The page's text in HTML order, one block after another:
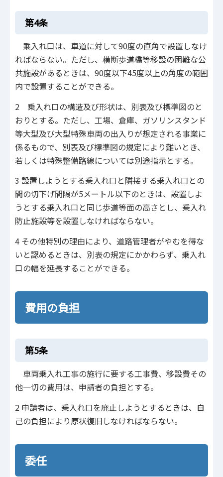
第4条
乗入れ口は、車道に対して90度の直角で設置しなけ
ればならない。ただし、横断歩道橋等移設の困難な公
共施設があるときは、90度以下45度以上の角度の範囲
内で設置することができる。
2 乗入れ口の構造及び形状は、別表及び標準図のと
おりとする。ただし、工場、倉庫、ガソリンスタンド
等大型及び大型特殊車両の出入りが想定される事業に
係るもので、別表及び標準図の規定により難いとき、
若しくは特殊整備路線については別途指示とする。
3 設置しようとする乗入れ口と隣接する乗入れ口との
間の切下げ間隔が5メートル以下のときは、設置しよ
うとする乗入れ口と同じ歩道等面の高さとし、乗入れ
防止施設等を設置しなければならない。
4 その他特別の理由により、道路管理者がやむを得な
いと認めるときは、別表の規定にかかわらず、乗入れ
口の幅を延長することができる。
費用の負担
第5条
車両乗入れ工事の施行に要する工事費、移設費その
他一切の費用は、申請者の負担とする。
2 申請者は、乗入れ口を廃止しようとするときは、自
己の負担により原状復旧しなければならない。
委任